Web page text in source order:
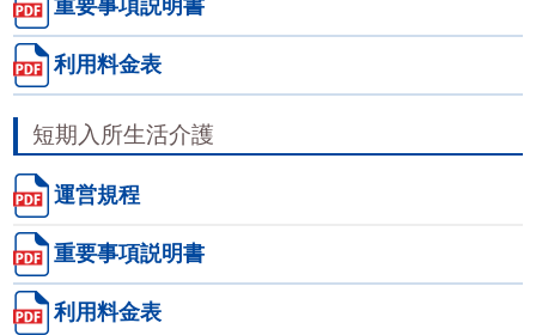
重要事項説明書
利用料金表
短期入所生活介護
運営規程
重要事項説明書
利用料金表